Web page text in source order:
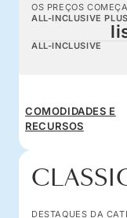
OS PREÇOS
ALL-INCLUSIVE PLUS
ALL-INCLUSIVE
COMODIDADES E
RECURSOS
DESTAQUES DA